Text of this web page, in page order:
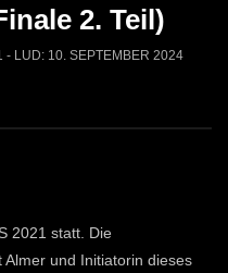
Rose
2. Teil)
- LUD: 10. SEPTEMBER 2024
2021 statt. Die
und Initiatorin dieses